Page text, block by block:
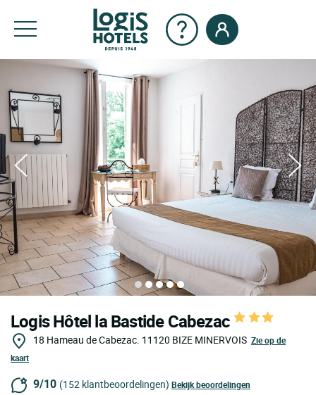
Logis Hôtel la Bastide Cabezac
18 Hameau de Cabezac. 11120 BIZE MINERVOIS Zie op de
kaart
9/10 (152 klantbeoordelingen) Bekijk beoordelingen